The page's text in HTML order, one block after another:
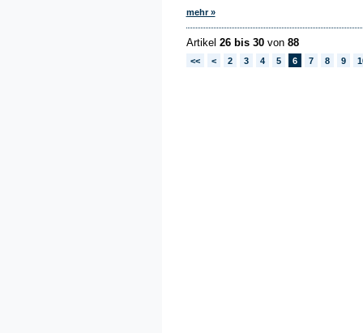
mehr »
Artikel 26 bis 30von 88
<< < 2 3 4 5 6 7 8 9